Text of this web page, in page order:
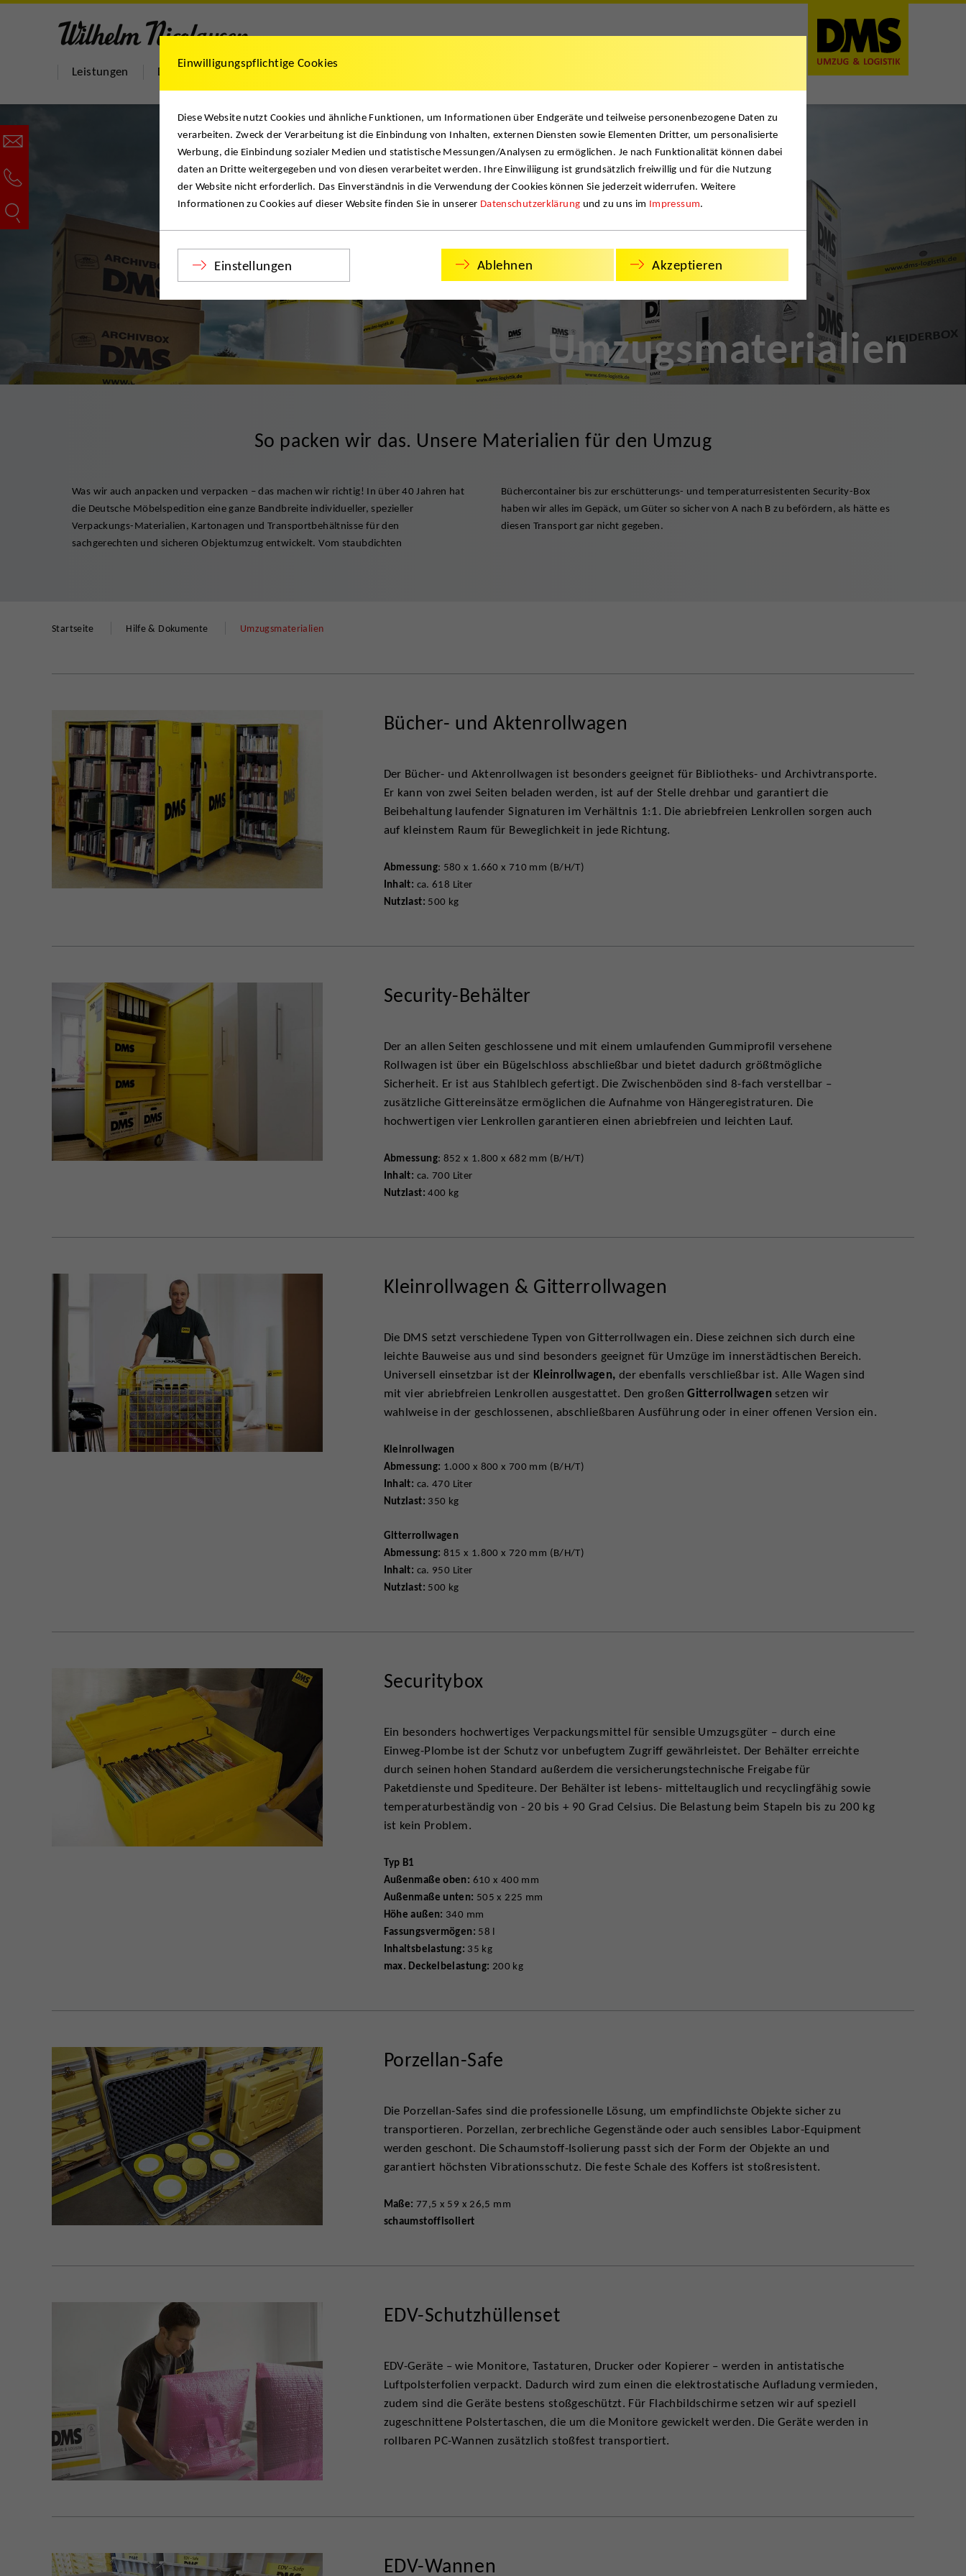
Leistungen DMS Nicolaysen Hilfe & Dokumente
Umzugsmaterialien
So packen wir das. Unsere Materialien für den Umzug
Was wir auch anpacken und verpacken – das machen wir richtig! In über 40 Jahren hat
die Deutsche Möbelspedition eine ganze Bandbreite individueller, spezieller
Verpackungs-Materialien, Kartonagen und Transportbehältnisse für den
sachgerechten und sicheren Objektumzug entwickelt. Vom staubdichten
Büchercontainer bis zur erschütterungs- und temperaturresistenten Security-Box
haben wir alles im Gepäck, um Güter so sicher von A nach B zu befördern, als hätte es
diesen Transport gar nicht gegeben.
Startseite Hilfe & Dokumente Umzugsmaterialien
Bücher- und Aktenrollwagen
Der Bücher- und Aktenrollwagen ist besonders geeignet für Bibliotheks- und Archivtransporte.
Er kann von zwei Seiten beladen werden, ist auf der Stelle drehbar und garantiert die
Beibehaltung laufender Signaturen im Verhältnis 1:1. Die abriebfreien Lenkrollen sorgen auch
auf kleinstem Raum für Beweglichkeit in jede Richtung.
Abmessung: 580 x 1.660 x 710 mm (B/H/T)
Inhalt: ca. 618 Liter
Nutzlast: 500 kg
Security-Behälter
Der an allen Seiten geschlossene und mit einem umlaufenden Gummiprofil versehene
Rollwagen ist über ein Bügelschloss abschließbar und bietet dadurch größtmögliche
Sicherheit. Er ist aus Stahlblech gefertigt. Die Zwischenböden sind 8-fach verstellbar –
zusätzliche Gittereinsätze ermöglichen die Aufnahme von Hängeregistraturen. Die
hochwertigen vier Lenkrollen garantieren einen abriebfreien und leichten Lauf.
Abmessung: 852 x 1.800 x 682 mm (B/H/T)
Inhalt: ca. 700 Liter
Nutzlast: 400 kg
Kleinrollwagen & Gitterrollwagen
Die DMS setzt verschiedene Typen von Gitterrollwagen ein. Diese zeichnen sich durch eine
leichte Bauweise aus und sind besonders geeignet für Umzüge im innerstädtischen Bereich.
Universell einsetzbar ist der Kleinrollwagen, der ebenfalls verschließbar ist. Alle Wagen sind
mit vier abriebfreien Lenkrollen ausgestattet. Den großenGitterrollwagensetzen wir
wahlweise in der geschlossenen, abschließbaren Ausführung oder in einer offenen Version ein.
Kleinrollwagen
Abmessung: 1.000 x 800 x 700 mm (B/H/T)
Inhalt: ca. 470 Liter
Nutzlast: 350 kg
Gitterrollwagen
Abmessung: 815 x 1.800 x 720 mm (B/H/T)
Inhalt: ca. 950 Liter
Nutzlast: 500 kg
Securitybox
Ein besonders hochwertiges Verpackungsmittel für sensible Umzugsgüter – durch eine
Einweg-Plombe ist der Schutz vor unbefugtem Zugriff gewährleistet. Der Behälter erreichte
durch seinen hohen Standard außerdem die versicherungstechnische Freigabe für
Paketdienste und Spediteure. Der Behälter ist lebens- mitteltauglich und recyclingfähig sowie
temperaturbeständig von - 20 bis + 90 Grad Celsius. Die Belastung beim Stapeln bis zu 200 kg
ist kein Problem.
Typ B1
Außenmaße oben: 610 x 400 mm
Außenmaße unten: 505 x 225 mm
Höhe außen: 340 mm
Fassungsvermögen: 58 l
Inhaltsbelastung: 35 kg
max. Deckelbelastung: 200 kg
Porzellan-Safe
Die Porzellan-Safes sind die professionelle Lösung, um empfindlichste Objekte sicher zu
transportieren. Porzellan, zerbrechliche Gegenstände oder auch sensibles Labor-Equipment
werden geschont. Die Schaumstoff-Isolierung passt sich der Form der Objekte an und
garantiert höchsten Vibrationsschutz. Die feste Schale des Koffers ist stoßresistent.
Maße: 77,5 x 59 x 26,5 mm
schaumstoffisoliert
EDV-Schutzhüllenset
EDV-Geräte – wie Monitore, Tastaturen, Drucker oder Kopierer – werden in antistatische
Luftpolsterfolien verpackt. Dadurch wird zum einen die elektrostatische Aufladung vermieden,
zudem sind die Geräte bestens stoßgeschützt. Für Flachbildschirme setzen wir auf speziell
zugeschnittene Polstertaschen, die um die Monitore gewickelt werden. Die Geräte werden in
rollbaren PC-Wannen zusätzlich stoßfest transportiert.
EDV-Wannen
Einwilligungspflichtige Cookies
Diese Website nutzt Cookies und ähnliche Funktionen, um Informationen über Endgeräte und teilweise personenbezogene Daten zu
verarbeiten. Zweck der Verarbeitung ist die Einbindung von Inhalten, externen Diensten sowie Elementen Dritter, um personalisierte
Werbung, die Einbindung sozialer Medien und statistische Messungen/Analysen zu ermöglichen. Je nach Funktionalität können dabei
daten an Dritte weitergegeben und von diesen verarbeitet werden. Ihre Einwiliigung ist grundsätzlich freiwillig und für die Nutzung
der Website nicht erforderlich. Das Einverständnis in die Verwendung der Cookies können Sie jederzeit widerrufen. Weitere
Informationen zu Cookies auf dieser Website finden Sie in unserer Datenschutzerklärung und zu uns im Impressum.
Einstellungen Ablehnen Akzeptieren